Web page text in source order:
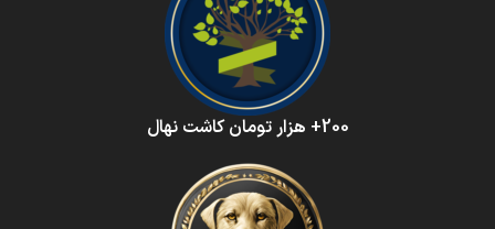
200+ هزار تومان کاشت نهال